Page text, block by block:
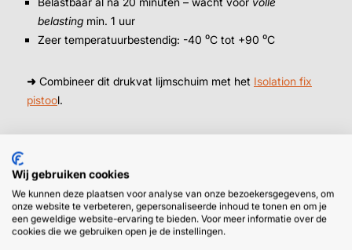
belasting min. 1 uur
Zeer temperatuurbestendig: -40 ⁰C tot +90 ⁰C
➜ Combineer dit drukvat lijmschuim met het Isolation fix
pistool.
contactlijm en PU spuitschuim?
Ga je isolatie lijmen met contactlijm, dan kun je kiezen
tussen de EPS sprayenInsulation spray (ongeschikt voor
Wij gebruiken cookies
We kunnen deze plaatsen voor analyse van onze bezoekersgegevens, om
onze website te verbeteren, gepersonaliseerde inhoud te tonen en om je
een geweldige website-ervaring te bieden. Voor meer informatie over de
cookies die we gebruiken open je de instellingen.